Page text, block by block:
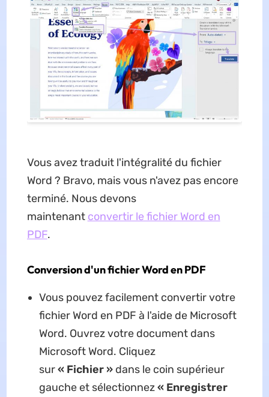
Vous avez traduit l'intégralité du fichier
Word ? Bravo, mais vous n'avez pas encore
terminé. Nous devons
maintenant convertir le fichier Word en
PDF.
Conversion d'un fichier Word en PDF
Vous pouvez facilement convertir votre
fichier Word en PDF à l'aide de Microsoft
Word. Ouvrez votre document dans
Microsoft Word. Cliquez
sur« Fichier » dans le coin supérieur
gauche et sélectionnez« Enregistrer